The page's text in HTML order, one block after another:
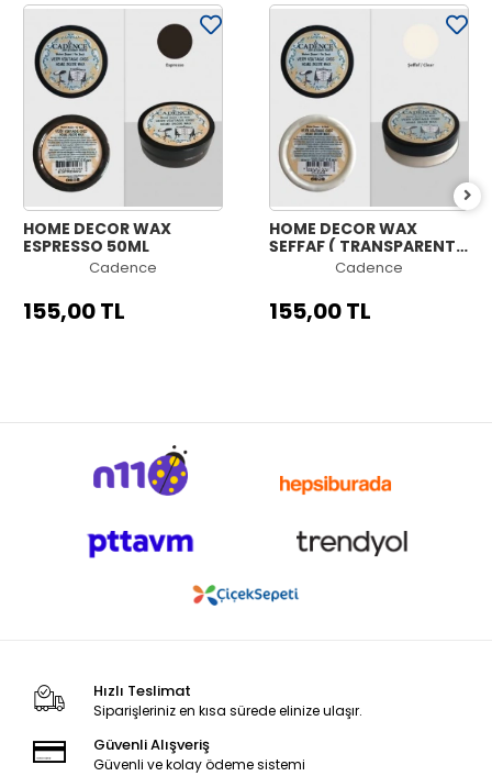
HOME DECOR WAX
ESPRESSO 50ML
Cadence
155,00 TL
HOME DECOR WAX
ŞEFFAF ( TRANSPARENT )
Cadence
155,00 TL
Hızlı Teslimat
Siparişleriniz en kısa sürede elinize ulaşır.
Güvenli Alışveriş
Güvenli ve kolay ödeme sistemi